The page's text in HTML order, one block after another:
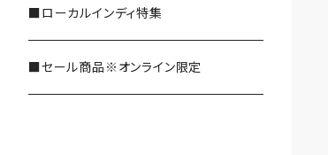
・OTHER(LOUD/JUNK/RAP/ et
c...)
■ローカルインディ特集
■セール商品※オンライン限定